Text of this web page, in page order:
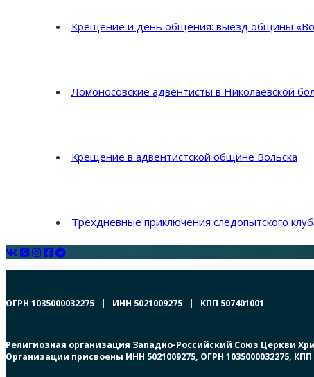
Крещение и день общения: выезд общины
Ломоносовские адвентисты в Николаевской
Крещение в адвентистской общине Вольска
Трехдневные приключения следопытского
ОГРН 1035000032275 | ИНН 5021009275 | КПП 507401001
Религиозная организация Западно-Российский Союз Церкви
Организации присвоены ИНН 5021009275, ОГРН 1035000032275,